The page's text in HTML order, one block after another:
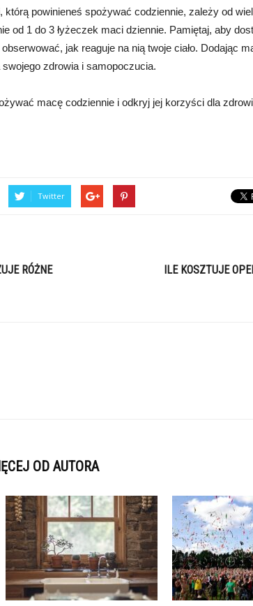
którą powinieneś spożywać codziennie, zależy od
od 1 do 3 łyżeczek maci dziennie. Pamiętaj, aby
jak reaguje na nią twoje ciało. Dodając
zdrowia i samopoczucia.
macę codziennie i odkryj jej korzyści dla
Twitter
RÓŻNE
ILE KOSZTUJE
OD AUTORA